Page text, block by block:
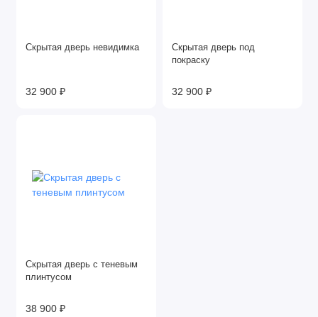
Скрытая дверь невидимка
32 900 ₽
Скрытая дверь под
покраску
32 900 ₽
Скрытая дверь с теневым
плинтусом
38 900 ₽